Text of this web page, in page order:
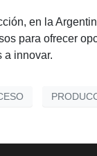
en la
para ofrecer
a innovar.